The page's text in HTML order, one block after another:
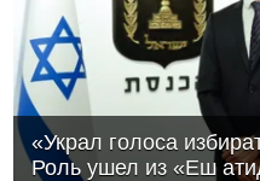
«Украл голоса
Роль ушел из «Еш